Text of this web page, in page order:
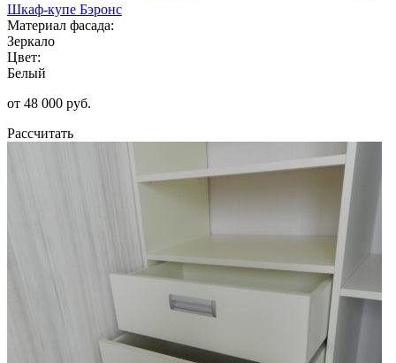
Шкаф-купе Бэронс
Материал фасада:
Зеркало
Цвет:
Белый
от 48 000 руб.
Рассчитать